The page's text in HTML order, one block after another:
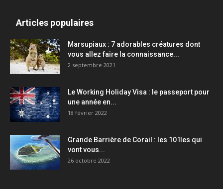
Articles populaires
Marsupiaux : 7 adorables créatures dont
vous allez faire la connaissance...
2 septembre 2021
Le Working Holiday Visa : le passeport pour
une année en...
18 février 2022
Grande Barrière de Corail : les 10 îles qui
vont vous...
26 octobre 2022